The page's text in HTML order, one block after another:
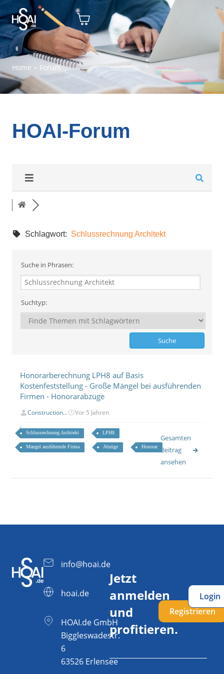
Home > Forum
HOAI-Forum
Schlagwort: Schlussrechnung Architekt
Suche in Phrasen:
Suchtyp:
Honorarberechnung LPH8 auf Basis
Kostenfeststellung - Große Mängel bei ausführenden
Firmen - Honorarabzüge
Construction... Vor 5 Jahren
Schlussrechnung Architekt LPH8
Mangel ausführende Firma Abzüge Honorar
Gesamten
Beitrag
ansehen
info@hoai.de
hoai.de
HOAI.de GmbH
Biggleswadestr.
6
63526 Erlensee
Jetzt
anmelden
und
profitieren.
Registrieren
Login